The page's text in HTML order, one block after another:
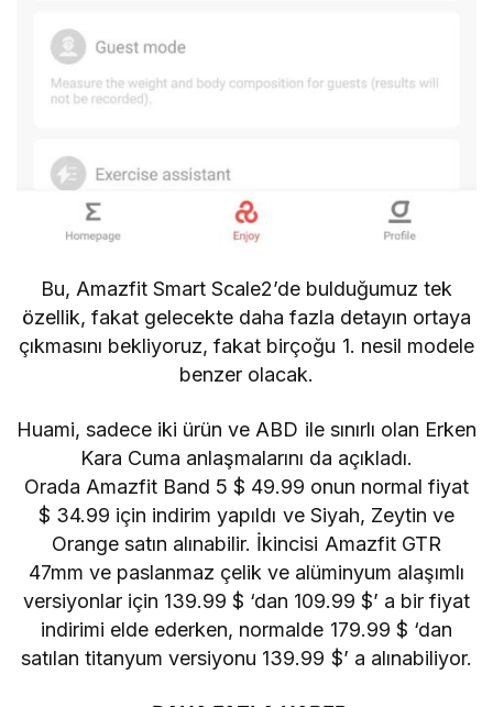
Bu, Amazfit Smart Scale2’de bulduğumuz tek
özellik, fakat gelecekte daha fazla detayın ortaya
çıkmasını bekliyoruz, fakat birçoğu 1. nesil modele
benzer olacak.
Huami, sadece iki ürün ve ABD ile sınırlı olan Erken
Kara Cuma anlaşmalarını da açıkladı.
Orada Amazfit Band 5 $ 49.99 onun normal fiyat
$ 34.99 için indirim yapıldı ve Siyah, Zeytin ve
Orange satın alınabilir. İkincisi Amazfit GTR
47mm ve paslanmaz çelik ve alüminyum alaşımlı
versiyonlar için 139.99 $ ‘dan 109.99 $’ a bir fiyat
indirimi elde ederken, normalde 179.99 $ ‘dan
satılan titanyum versiyonu 139.99 $’ a alınabiliyor.